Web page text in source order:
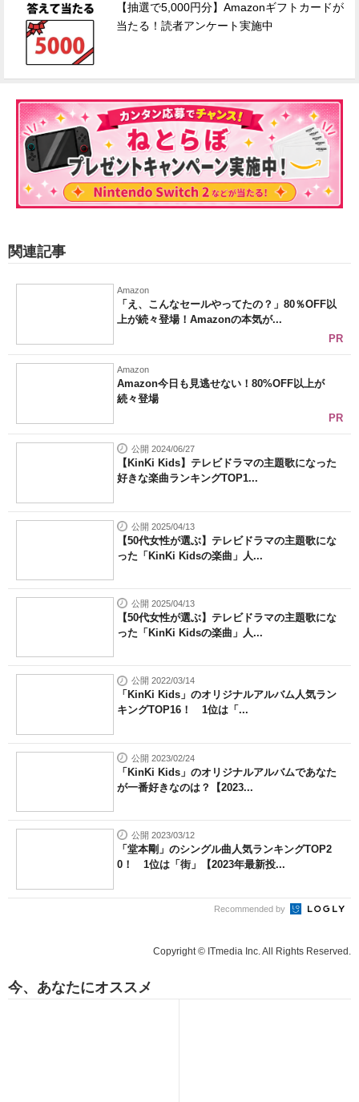
【抽選で5,000円分】Amazonギフトカードが
当たる！読者アンケート実施中
関連記事
Amazon
「え、こんなセールやってたの？」80％OFF以
上が続々登場！Amazonの本気が...
PR
Amazon
Amazon今日も見逃せない！80%OFF以上が
続々登場
PR
公開 2024/06/27
【KinKi Kids】テレビドラマの主題歌になった
好きな楽曲ランキングTOP1...
公開 2025/04/13
【50代女性が選ぶ】テレビドラマの主題歌にな
った「KinKi Kidsの楽曲」人...
公開 2025/04/13
【50代女性が選ぶ】テレビドラマの主題歌にな
った「KinKi Kidsの楽曲」人...
公開 2022/03/14
「KinKi Kids」のオリジナルアルバム人気ラン
キングTOP16！ 1位は「...
公開 2023/02/24
「KinKi Kids」のオリジナルアルバムであなた
が一番好きなのは？【2023...
公開 2023/03/12
「堂本剛」のシングル曲人気ランキングTOP2
0！ 1位は「街」【2023年最新投...
Recommended by
Copyright © ITmedia Inc. All Rights Reserved.
今、あなたにオススメ